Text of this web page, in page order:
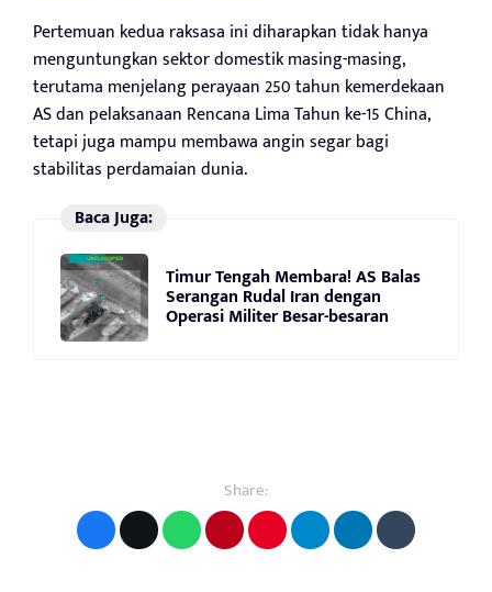
Pertemuan kedua raksasa ini diharapkan tidak hanya
menguntungkan sektor domestik masing-masing,
terutama menjelang perayaan 250 tahun kemerdekaan
AS dan pelaksanaan Rencana Lima Tahun ke-15 China,
tetapi juga mampu membawa angin segar bagi
stabilitas perdamaian dunia.
Baca Juga:
Timur Tengah Membara! AS Balas
Serangan Rudal Iran dengan
Operasi Militer Besar-besaran
Share: